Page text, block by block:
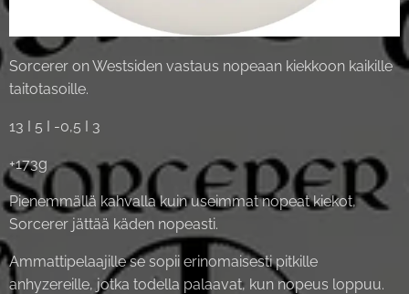
Sorcerer on Westsiden vastaus nopeaan kiekkoon kaikille
taitotasoille.
13 I 5 I -0,5 I 3
+173g
Pienemmällä kahvalla kuin useimmat nopeat kiekot,
Sorcerer jättää käden nopeasti.
Ammattipelaajille se sopii erinomaisesti pitkille
anhyzereille, jotka todella palaavat, kun nopeus loppuu.